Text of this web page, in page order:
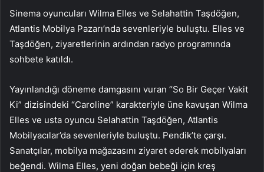
Sinema oyuncuları Wilma Elles ve Selahattin Taşdöğen,
Atlantis Mobilya Pazarı’nda sevenleriyle buluştu. Elles ve
Taşdöğen, ziyaretlerinin ardından radyo programında
sohbete katıldı.
Yayınlandığı döneme damgasını vuran “So Bir Geçer Vakit
Ki” dizisindeki “Caroline” karakteriyle üne kavuşan Wilma
Elles ve usta oyuncu Selahattin Taşdöğen, Atlantis
Mobilyacılar’da sevenleriyle buluştu. Pendik’te çarşı.
Sanatçılar, mobilya mağazasını ziyaret ederek mobilyaları
beğendi. Wilma Elles, yeni doğan bebeği için kreş